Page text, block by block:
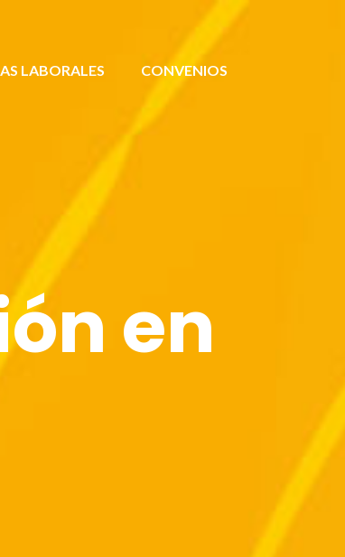
LABORALES CONVENIOS
en